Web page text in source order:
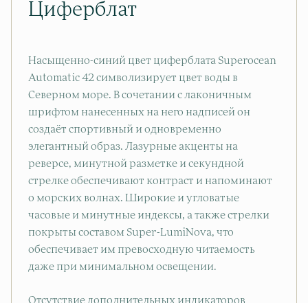
Циферблат
Насыщенно-синий цвет циферблата Superocean
Automatic 42 символизирует цвет воды в
Северном море. В сочетании с лаконичным
шрифтом нанесенных на него надписей он
создаёт спортивный и одновременно
элегантный образ. Лазурные акценты на
реверсе, минутной разметке и секундной
стрелке обеспечивают контраст и напоминают
о морских волнах. Широкие и угловатые
часовые и минутные индексы, а также стрелки
покрыты составом Super-LumiNova, что
обеспечивает им превосходную читаемость
даже при минимальном освещении.
Отсутствие дополнительных индикаторов